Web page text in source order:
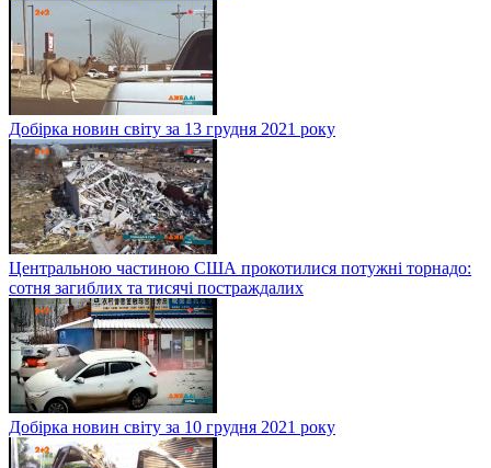
Добірка новин світу за 13 грудня 2021 року
Центральною частиною США прокотилися потужні торнадо:
сотня загиблих та тисячі постраждалих
Добірка новин світу за 10 грудня 2021 року